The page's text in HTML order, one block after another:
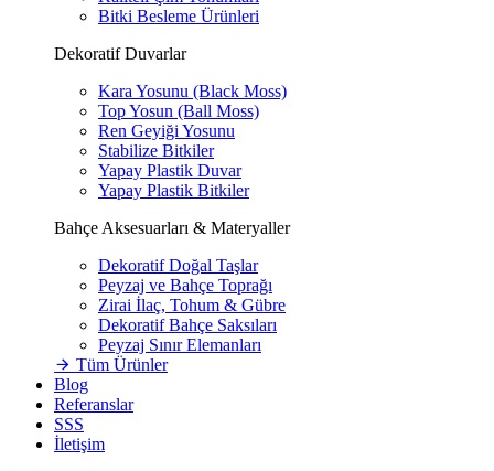
Bitki Besleme Ürünleri
Dekoratif Duvarlar
Kara Yosunu (Black Moss)
Top Yosun (Ball Moss)
Ren Geyiği Yosunu
Stabilize Bitkiler
Yapay Plastik Duvar
Yapay Plastik Bitkiler
Bahçe Aksesuarları & Materyaller
Dekoratif Doğal Taşlar
Peyzaj ve Bahçe Toprağı
Zirai İlaç, Tohum & Gübre
Dekoratif Bahçe Saksıları
Peyzaj Sınır Elemanları
Tüm Ürünler
Blog
Referanslar
SSS
İletişim